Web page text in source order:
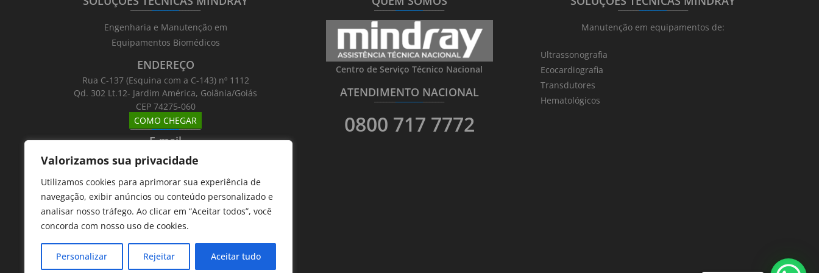
Valorizamos sua privacidade
Utilizamos cookies para aprimorar sua experiência de
navegação, exibir anúncios ou conteúdo personalizado e
analisar nosso tráfego. Ao clicar em “Aceitar todos”, você
concorda com nosso uso de cookies.
Personalizar Rejeitar Aceitar tudo
_______________________
Engenharia e Manutenção em
Equipamentos Biomédicos
ENDEREÇO
Rua C-137 (Esquina com a C-143) nº 1112
Qd. 302 Lt.12- Jardim América, Goiânia/Goiás
CEP 74275-060
COMO CHEGAR
_______________________
E-mail
Email: atntecnologiabrasil@gmail.com
Telefones
_______ ________________
62 9 8610 7777
11 9 7533 5757
_______________________
Centro de Serviço Técnico Nacional
ATENDIMENTO NACIONAL
_______________________
0800 717 7772
_______________________
Manutenção em equipamentos de:
Ultrassonografia
Ecocardiografia
Transdutores
Hematológicos